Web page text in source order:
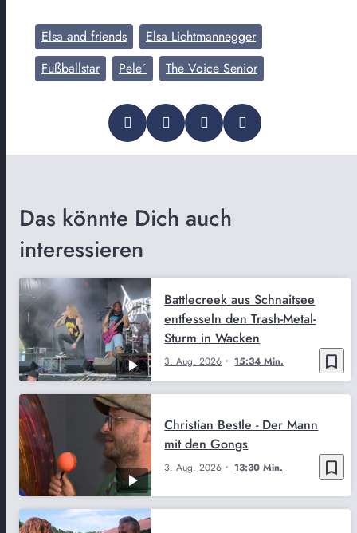
Elsa and friends
Elsa Lichtmannegger
Fußballstar
Pele´ The Voice Senior
Das könnte Dich auch
interessieren
bookmark_border
3. Aug. 2026 15:34 Min.
Battlecreek aus Schnaitsee
entfesseln den Trash-Metal-
Sturm in Wacken
bookmark_border
3. Aug. 2026 13:30 Min.
Christian Bestle - Der Mann
mit den Gongs